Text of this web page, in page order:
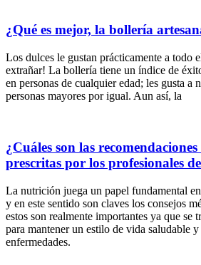
¿Qué es mejor, la bollería
Los dulces le gustan prácticamente a todo
extrañar! La bollería tiene un índice de
en personas de cualquier edad; les gusta a
personas mayores por igual. Aun así, la
¿Cuáles son las
prescritas por los profesionales
La nutrición juega un papel fundamental
y en este sentido son claves los consejos
estos son realmente importantes ya que se
para mantener un estilo de vida saludable
enfermedades.